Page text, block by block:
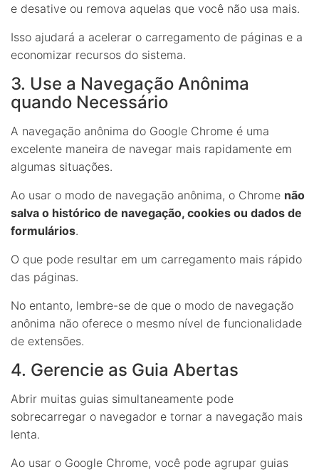
e desative ou remova aquelas que você não usa mais.
Isso ajudará a acelerar o carregamento de páginas e a
economizar recursos do sistema.
3. Use a Navegação Anônima
quando Necessário
A navegação anônima do Google Chrome é uma
excelente maneira de navegar mais rapidamente em
algumas situações.
Ao usar o modo de navegação anônima, o Chrome não
salva o histórico de navegação, cookies ou dados de
formulários.
O que pode resultar em um carregamento mais rápido
das páginas.
No entanto, lembre-se de que o modo de navegação
anônima não oferece o mesmo nível de funcionalidade
de extensões.
4. Gerencie as Guia Abertas
Abrir muitas guias simultaneamente pode
sobrecarregar o navegador e tornar a navegação mais
lenta.
Ao usar o Google Chrome, você pode agrupar guias